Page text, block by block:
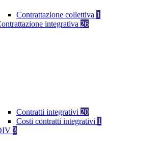
Contrattazione collettiva 1
integrativa 26
Contratti integrativi 20
Costi contratti integrativi 1
3